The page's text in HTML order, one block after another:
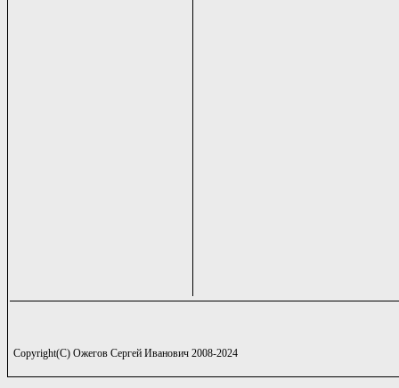
Copyright(C) Ожегов Сергей Иванович 2008-2024